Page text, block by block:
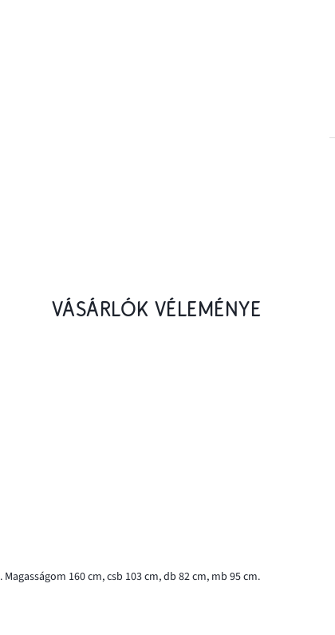
VÁSÁRLÓK VÉLEMÉNYE
160 cm, csb 103 cm, db 82 cm, mb 95 cm.